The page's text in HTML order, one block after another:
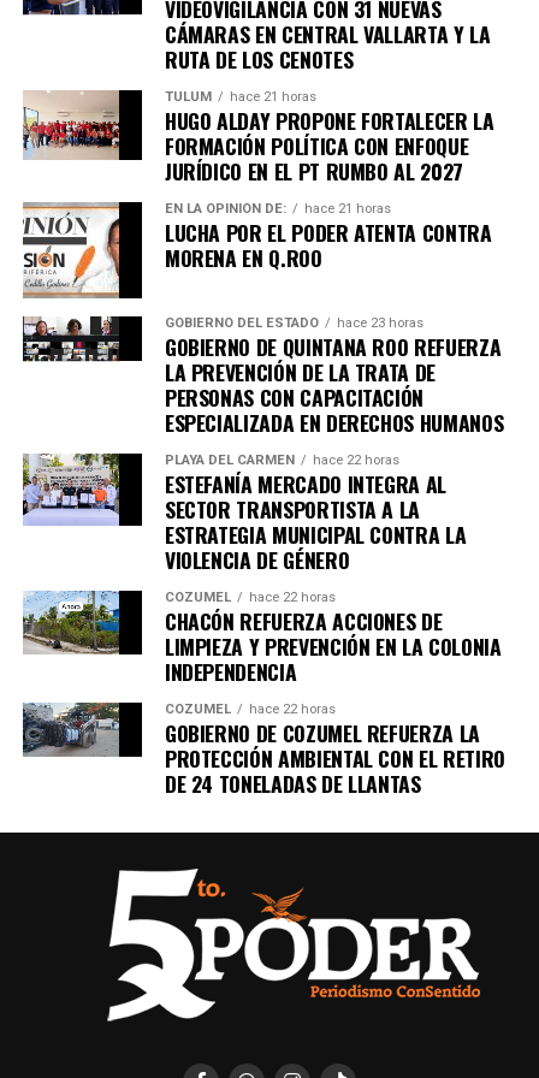
Recibe las noticias al instante
Únete al canal oficial de WhatsApp de
Quinto Podery recibe las noticias más
en tu teléfono.
Unirme al canal de WhatsApp
VIDEOVIGILANCIA CON 31 NUEVAS
CÁMARAS EN CENTRAL VALLARTA Y LA
RUTA DE LOS CENOTES
TULUM hace 21 horas
HUGO ALDAY PROPONE FORTALECER LA
FORMACIÓN POLÍTICA CON ENFOQUE
JURÍDICO EN EL PT RUMBO AL 2027
EN LA OPINIÓN DE: hace 21 horas
LUCHA POR EL PODER ATENTA CONTRA
MORENA EN Q.ROO
GOBIERNO DEL ESTADO hace 23 horas
GOBIERNO DE QUINTANA ROO REFUERZA
LA PREVENCIÓN DE LA TRATA DE
PERSONAS CON CAPACITACIÓN
ESPECIALIZADA EN DERECHOS HUMANOS
PLAYA DEL CARMEN hace 22 horas
ESTEFANÍA MERCADO INTEGRA AL
SECTOR TRANSPORTISTA A LA
ESTRATEGIA MUNICIPAL CONTRA LA
VIOLENCIA DE GÉNERO
COZUMEL hace 22 horas
CHACÓN REFUERZA ACCIONES DE
LIMPIEZA Y PREVENCIÓN EN LA COLONIA
INDEPENDENCIA
COZUMEL hace 22 horas
GOBIERNO DE COZUMEL REFUERZA LA
PROTECCIÓN AMBIENTAL CON EL RETIRO
DE 24 TONELADAS DE LLANTAS